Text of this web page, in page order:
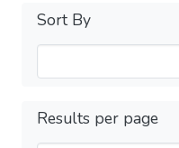
Sort By
Results per page